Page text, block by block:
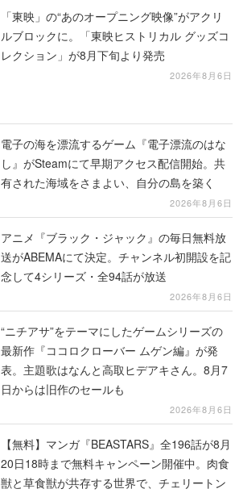
「東映」の“あのオープニング映像”がアクリ
ルブロックに。「東映ヒストリカル グッズコ
レクション」が8月下旬より発売
2026年8月6日
電子の海を漂流するゲーム『電子漂流のはな
し』がSteamにて早期アクセス配信開始。共
有された海域をさまよい、自分の島を築く
2026年8月6日
アニメ『ブラック・ジャック』の毎日無料放
送がABEMAにて決定。チャンネル初開設を記
念して4シリーズ・全94話が放送
2026年8月6日
“ニチアサ”をテーマにしたゲームシリーズの
最新作『ココロクローバー ムゲン編』が発
表。主題歌はなんと高取ヒデアキさん。8月7
日からは旧作のセールも
2026年8月6日
【無料】マンガ『BEASTARS』全196話が8月
20日18時まで無料キャンペーン開催中。肉食
獣と草食獣が共存する世界で、チェリートン